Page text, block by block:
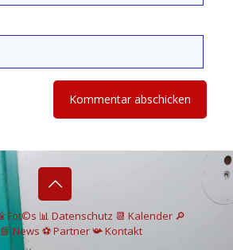
Fot©s 📊 Datenschutz 📆 Kalender 🔎
📘 News ⚽Partner📯Kontakt